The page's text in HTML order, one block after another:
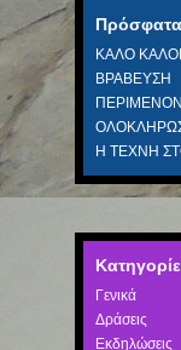
ΚΑΛΟ
ΒΡΑΒΕΥΣΗ
Η ΤΕΧΝΗ
Γενικά
Δράσεις
Εκδηλώσεις